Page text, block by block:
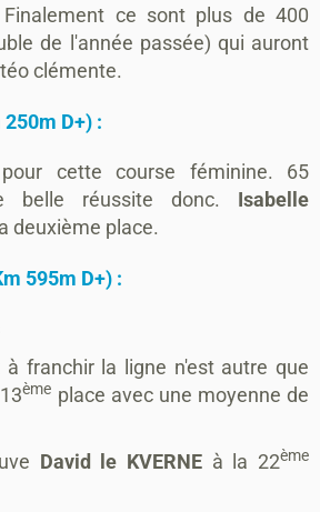
ce sont plus de 400
de l'année passée) qui auront
clémente.
D+) :
cette course féminine. 65
belle réussite donc. Isabelle
deuxième place.
595m D+) :
franchir la ligne n'est autre que
ème place avec une moyenne de
David le KVERNE à la 22ème